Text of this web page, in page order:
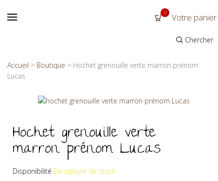
0 Votre panier
Chercher
Accueil > Boutique > Hochet grenouille verte marron prénom
Lucas
Hochet grenouille verte
marron prénom Lucas
Disponibilité En rupture de stock